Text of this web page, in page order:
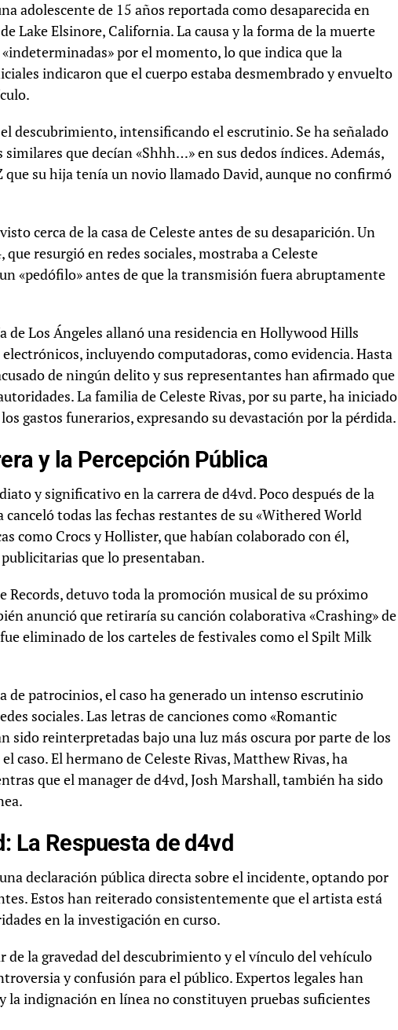
adolescente de 15 años reportada como desaparecida en
Lake Elsinore, California. La causa y la forma de la muerte
por el momento, lo que indica que la
indicaron que el cuerpo estaba desmembrado y envuelto
descubrimiento, intensificando el escrutinio. Se ha señalado
que decían «Shhh…» en sus dedos índices. Además,
que su hija tenía un novio llamado David, aunque no confirmó
cerca de la casa de Celeste antes de su desaparición. Un
resurgió en redes sociales, mostraba a Celeste
«pedófilo» antes de que la transmisión fuera abruptamente
de Los Ángeles allanó una residencia en Hollywood Hills
incluyendo computadoras, como evidencia. Hasta
de ningún delito y sus representantes han afirmado que
La familia de Celeste Rivas, por su parte, ha iniciado
gastos funerarios, expresando su devastación por la pérdida.
y la Percepción Pública
y significativo en la carrera de d4vd. Poco después de la
todas las fechas restantes de su «Withered World
como Crocs y Hollister, que habían colaborado con él,
que lo presentaban.
Records, detuvo toda la promoción musical de su próximo
anunció que retiraría su canción colaborativa «Crashing» de
eliminado de los carteles de festivales como el Spilt Milk
de patrocinios, el caso ha generado un intenso escrutinio
sociales. Las letras de canciones como «Romantic
sido reinterpretadas bajo una luz más oscura por parte de los
caso. El hermano de Celeste Rivas, Matthew Rivas, ha
que el manager de d4vd, Josh Marshall, también ha sido
La Respuesta de d4vd
declaración pública directa sobre el incidente, optando por
Estos han reiterado consistentemente que el artista está
en la investigación en curso.
de la gravedad del descubrimiento y el vínculo del vehículo
y confusión para el público. Expertos legales han
la indignación en línea no constituyen pruebas suficientes